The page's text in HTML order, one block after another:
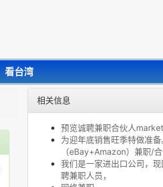
看台湾
相关信息
预览诚聘兼职合伙人
为迎年底销售旺季特做准备
（eBay+Amazon）兼职/
我们是一家进出口公司，
聘兼职人员，